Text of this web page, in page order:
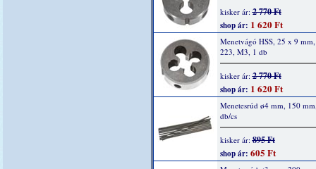
kisker ár:2 770 Ft
shop ár: 1 620 Ft
Menetvágó HSS, 25 x 9
223, M3, 1 db
kisker ár:2 770 Ft
shop ár: 1 620 Ft
Menetesrúd ø4 mm, 150
db/cs
kisker ár:895 Ft
shop ár: 605 Ft